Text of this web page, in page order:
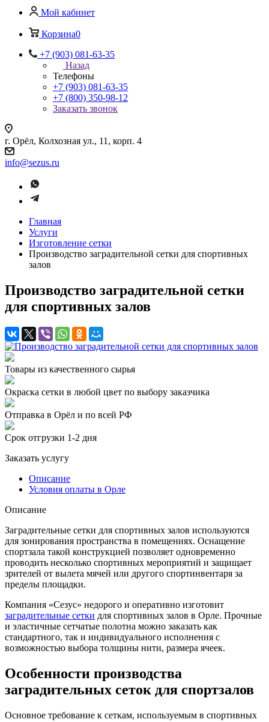
Мой кабинет
Корзина0
+7 (903) 081-63-35
Назад
Телефоны
+7 (903) 081-63-35
+7 (800) 350-98-12
Заказать звонок
г. Орёл, Колхозная ул., 11, корп. 4
info@sezus.ru
Главная
Услуги
Изготовление сетки
Производство заградительной сетки для спортивных
залов
Производство заградительной сетки
для спортивных залов
Товары из качественного сырья
Окраска сетки в любой цвет по выбору заказчика
Отправка в Орёл и по всей РФ
Срок отгрузки 1-2 дня
Заказать услугу
Описание
Условия оплаты в Орле
Описание
Заградительные сетки для спортивных залов используются
для зонирования пространства в помещениях. Оснащение
спортзала такой конструкцией позволяет одновременно
проводить несколько спортивных мероприятий и защищает
зрителей от вылета мячей или другого спортинвентаря за
пределы площадки.
Компания «Сезус» недорого и оперативно изготовит
заградительные сетки для спортивных залов в Орле. Прочные
и эластичные сетчатые полотна можно заказать как
стандартного, так и индивидуального исполнения с
возможностью выбора толщины нити, размера ячеек.
Особенности производства
заградительных сеток для спортзалов
Основное требование к сеткам, используемым в спортивных